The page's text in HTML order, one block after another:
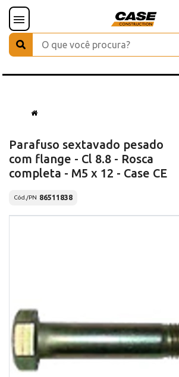
Parafuso sextavado pesado
com flange - Cl 8.8 - Rosca
completa - M5 x 12 - Case CE
Cód./PN 86511838